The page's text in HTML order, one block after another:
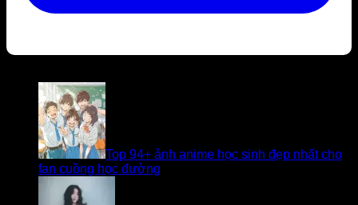
Top 94+ ảnh anime học sinh đẹp nhất cho
fan cuồng học đường